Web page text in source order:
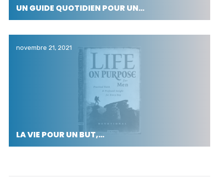
UN GUIDE QUOTIDIEN POUR UN…
novembre 21, 2021
LA VIE POUR UN BUT,…